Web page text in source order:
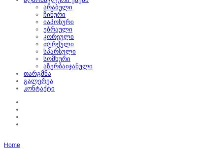
არაბული
ჩინური
იაპონური
ებრაული
კორეული
თურქული
სპარსული
სომხური
აზერბაიჯანული
თარგმნა
გალერეა
კონტაქტი
Home